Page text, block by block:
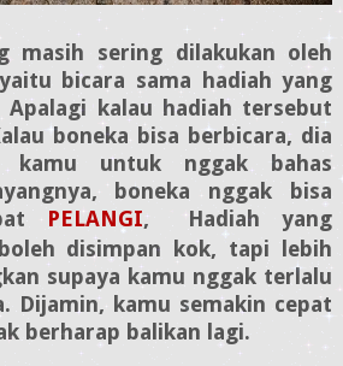
masih sering dilakukan oleh
bicara sama hadiah yang
kalau hadiah tersebut
boneka bisa berbicara, dia
kamu untuk nggak bahas
boneka nggak bisa
PELANGI,
Hadiah yang
disimpan kok, tapi lebih
supaya kamu nggak terlalu
Dijamin, kamu semakin cepat
berharap balikan lagi.